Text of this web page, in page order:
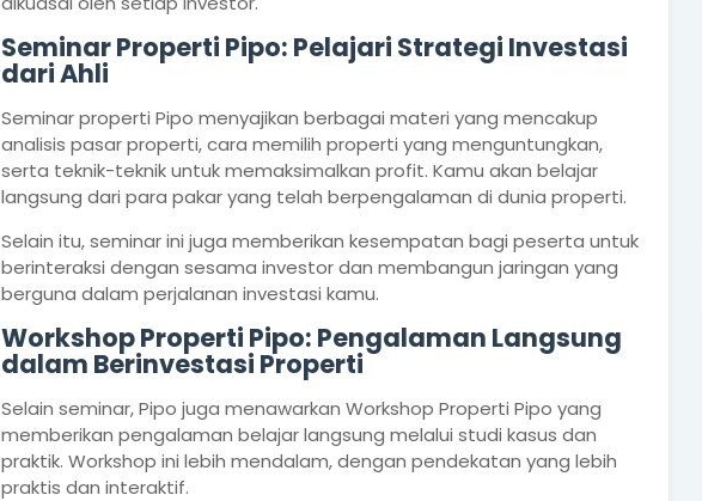
Seminar Properti Pipo: Pelajari Strategi Investasi
dari Ahli
Seminar properti Pipo menyajikan berbagai materi yang mencakup
analisis pasar properti, cara memilih properti yang menguntungkan,
serta teknik-teknik untuk memaksimalkan profit. Kamu akan belajar
langsung dari para pakar yang telah berpengalaman di dunia properti.
Selain itu, seminar ini juga memberikan kesempatan bagi peserta untuk
berinteraksi dengan sesama investor dan membangun jaringan yang
berguna dalam perjalanan investasi kamu.
Workshop Properti Pipo: Pengalaman Langsung
dalam Berinvestasi Properti
Selain seminar, Pipo juga menawarkan Workshop Properti Pipo yang
memberikan pengalaman belajar langsung melalui studi kasus dan
praktik. Workshop ini lebih mendalam, dengan pendekatan yang lebih
praktis dan interaktif.